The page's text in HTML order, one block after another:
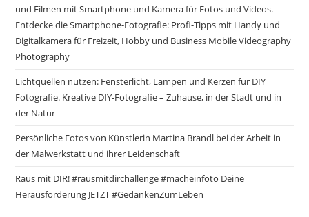
und Filmen mit Smartphone und Kamera für Fotos und Videos.
Entdecke die Smartphone-Fotografie: Profi-Tipps mit Handy und
Digitalkamera für Freizeit, Hobby und Business Mobile Videography
Photography
Lichtquellen nutzen: Fensterlicht, Lampen und Kerzen für DIY
Fotografie. Kreative DIY-Fotografie – Zuhause, in der Stadt und in
der Natur
Persönliche Fotos von Künstlerin Martina Brandl bei der Arbeit in
der Malwerkstatt und ihrer Leidenschaft
Raus mit DIR! #rausmitdirchallenge #macheinfoto Deine
Herausforderung JETZT #GedankenZumLeben